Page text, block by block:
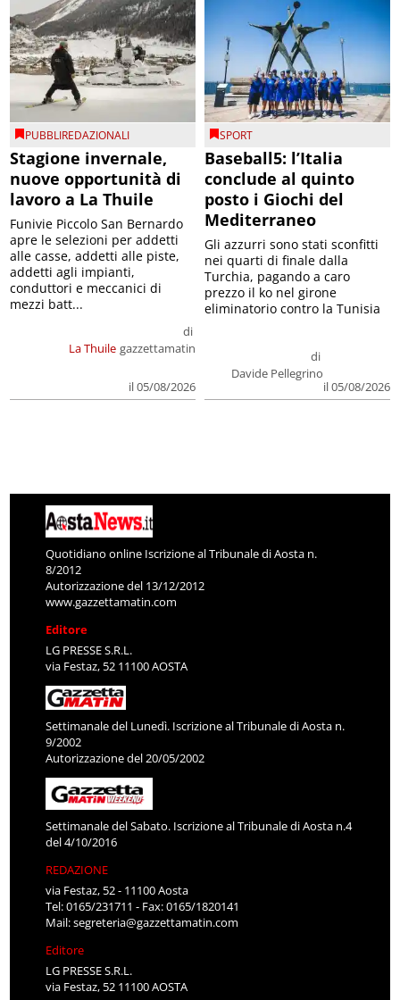
PUBBLIREDAZIONALI
Stagione invernale,
nuove opportunità di
lavoro a La Thuile
La Thuile
di
gazzettamatin
il 05/08/2026
Funivie Piccolo San Bernardo
apre le selezioni per addetti
alle casse, addetti alle piste,
addetti agli impianti,
conduttori e meccanici di
mezzi batt...
SPORT
Baseball5: l’Italia
conclude al quinto
posto i Giochi del
Mediterraneo
di
Davide Pellegrino
il 05/08/2026
Gli azzurri sono stati sconfitti
nei quarti di finale dalla
Turchia, pagando a caro
prezzo il ko nel girone
eliminatorio contro la Tunisia
Quotidiano online Iscrizione al Tribunale di Aosta n.
8/2012
Autorizzazione del 13/12/2012
www.gazzettamatin.com
Editore
LG PRESSE S.R.L.
via Festaz, 52 11100 AOSTA
Settimanale del Lunedì. Iscrizione al Tribunale di Aosta n.
9/2002
Autorizzazione del 20/05/2002
Settimanale del Sabato. Iscrizione al Tribunale di Aosta n.4
del 4/10/2016
REDAZIONE
via Festaz, 52 - 11100 Aosta
Tel: 0165/231711 - Fax: 0165/1820141
Mail:segreteria@gazzettamatin.com
Editore
LG PRESSE S.R.L.
via Festaz, 52 11100 AOSTA